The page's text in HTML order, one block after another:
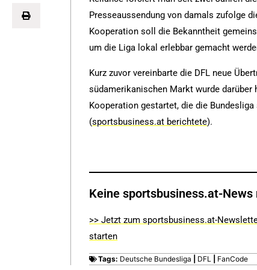
Presseaussendung von damals zufolge
Kooperation soll die Bekanntheit
um die Liga lokal erlebbar gemacht
Kurz zuvor vereinbarte die DFL neue
südamerikanischen Markt wurde
Kooperation gestartet, die die
(sportsbusiness.at berichtete).
Keine sportsbusiness.at-News
>> Jetzt zum sportsbusiness.at-
starten
Tags: Deutsche Bundesliga DFL FanCode